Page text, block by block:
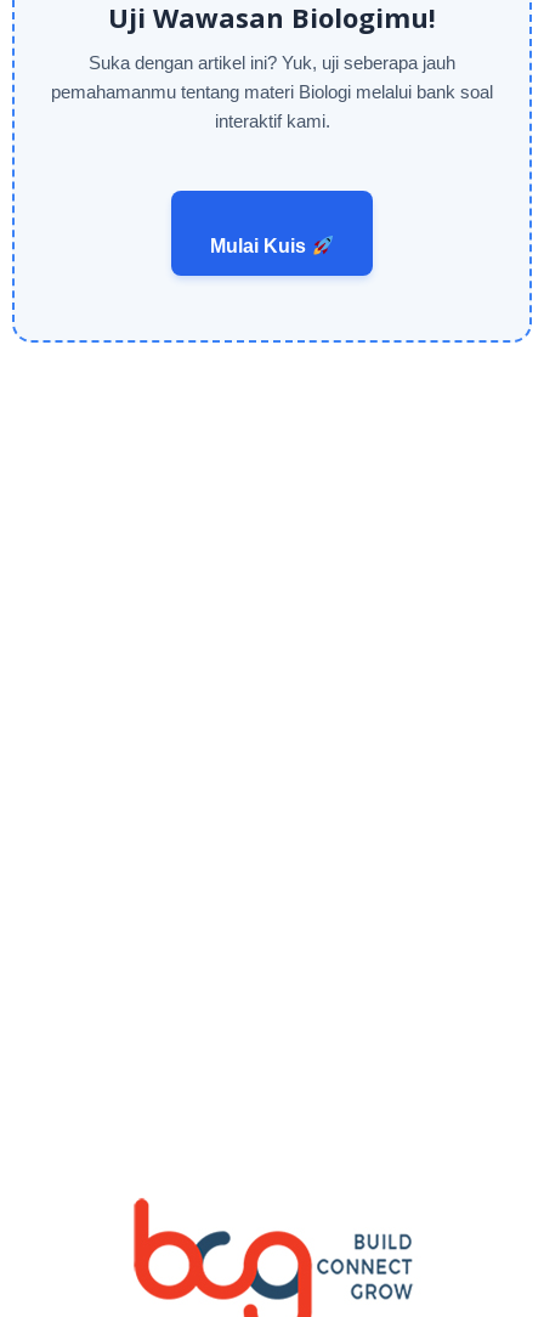
Uji Wawasan Biologimu!
Suka dengan artikel ini? Yuk, uji seberapa jauh
pemahamanmu tentang materi Biologi melalui bank soal
interaktif kami.
Mulai Kuis